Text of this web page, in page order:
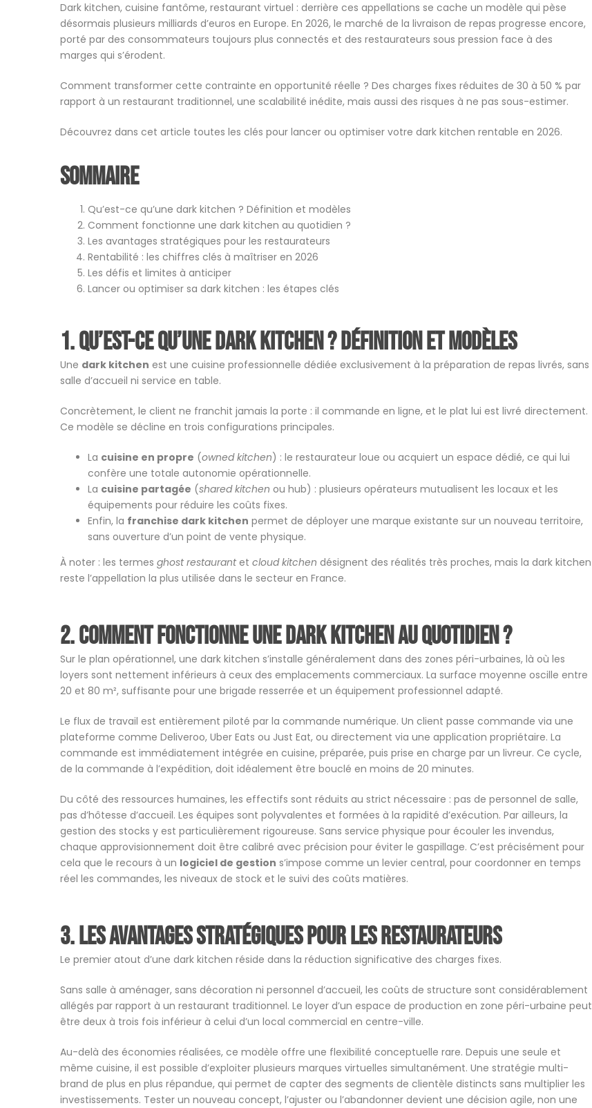
Dark kitchen, cuisine fantôme, restaurant virtuel : derrière ces appellations se cache un modèle qui pèse
désormais plusieurs milliards d’euros en Europe. En 2026, le marché de la livraison de repas progresse encore,
porté par des consommateurs toujours plus connectés et des restaurateurs sous pression face à des
marges qui s’érodent.
Comment transformer cette contrainte en opportunité réelle ? Des charges fixes réduites de 30 à 50 % par
rapport à un restaurant traditionnel, une scalabilité inédite, mais aussi des risques à ne pas sous-estimer.
Découvrez dans cet article toutes les clés pour lancer ou optimiser votre dark kitchen rentable en 2026.
sommaire
Qu’est-ce qu’une dark kitchen ? Définition et modèles
Comment fonctionne une dark kitchen au quotidien ?
Les avantages stratégiques pour les restaurateurs
Rentabilité : les chiffres clés à maîtriser en 2026
Les défis et limites à anticiper
Lancer ou optimiser sa dark kitchen : les étapes clés
1. Qu’est-ce qu’une dark kitchen ? Définition et modèles
Une dark kitchen est une cuisine professionnelle dédiée exclusivement à la préparation de repas livrés, sans
salle d’accueil ni service en table.
Concrètement, le client ne franchit jamais la porte : il commande en ligne, et le plat lui est livré directement.
Ce modèle se décline en trois configurations principales.
La cuisine en propre (owned kitchen) : le restaurateur loue ou acquiert un espace dédié, ce qui lui
confère une totale autonomie opérationnelle.
La cuisine partagée (shared kitchen ou hub) : plusieurs opérateurs mutualisent les locaux et les
équipements pour réduire les coûts fixes.
Enfin, la franchise dark kitchen permet de déployer une marque existante sur un nouveau territoire,
sans ouverture d’un point de vente physique.
À noter : les termes ghost restaurantet cloud kitchen désignent des réalités très proches, mais la dark kitchen
reste l’appellation la plus utilisée dans le secteur en France.
2. Comment fonctionne une dark kitchen au quotidien ?
Sur le plan opérationnel, une dark kitchen s’installe généralement dans des zones péri-urbaines, là où les
loyers sont nettement inférieurs à ceux des emplacements commerciaux. La surface moyenne oscille entre
20 et 80 m², suffisante pour une brigade resserrée et un équipement professionnel adapté.
Le flux de travail est entièrement piloté par la commande numérique. Un client passe commande via une
plateforme comme Deliveroo, Uber Eats ou Just Eat, ou directement via une application propriétaire. La
commande est immédiatement intégrée en cuisine, préparée, puis prise en charge par un livreur. Ce cycle,
de la commande à l’expédition, doit idéalement être bouclé en moins de 20 minutes.
Du côté des ressources humaines, les effectifs sont réduits au strict nécessaire : pas de personnel de salle,
pas d’hôtesse d’accueil. Les équipes sont polyvalentes et formées à la rapidité d’exécution. Par ailleurs, la
gestion des stocks y est particulièrement rigoureuse. Sans service physique pour écouler les invendus,
chaque approvisionnement doit être calibré avec précision pour éviter le gaspillage. C’est précisément pour
cela que le recours à un logiciel de gestion s’impose comme un levier central, pour coordonner en temps
réel les commandes, les niveaux de stock et le suivi des coûts matières.
3. Les avantages stratégiques pour les restaurateurs
Le premier atout d’une dark kitchen réside dans la réduction significative des charges fixes.
Sans salle à aménager, sans décoration ni personnel d’accueil, les coûts de structure sont considérablement
allégés par rapport à un restaurant traditionnel. Le loyer d’un espace de production en zone péri-urbaine peut
être deux à trois fois inférieur à celui d’un local commercial en centre-ville.
Au-delà des économies réalisées, ce modèle offre une flexibilité conceptuelle rare. Depuis une seule et
même cuisine, il est possible d’exploiter plusieurs marques virtuelles simultanément. Une stratégie multi-
brand de plus en plus répandue, qui permet de capter des segments de clientèle distincts sans multiplier les
investissements. Tester un nouveau concept, l’ajuster ou l’abandonner devient une décision agile, non une